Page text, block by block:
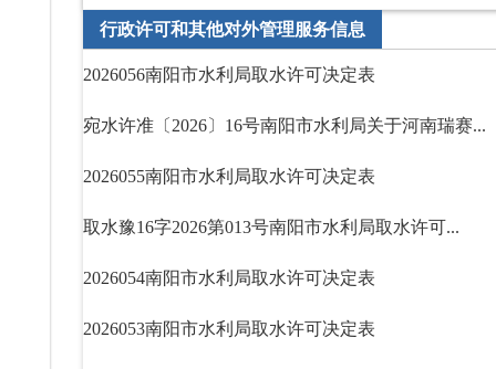
行政许可和其他对外管理服务信息
2026056南阳市水利局取水许可决定表
宛水许准〔2026〕16号南阳市水利局关于河南瑞赛...
2026055南阳市水利局取水许可决定表
取水豫16字2026第013号南阳市水利局取水许可...
2026054南阳市水利局取水许可决定表
2026053南阳市水利局取水许可决定表